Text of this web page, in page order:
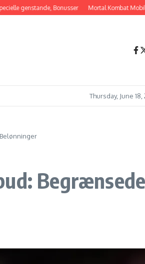
Bonusser Mortal Kombat Mobile
Thursday, June 18,